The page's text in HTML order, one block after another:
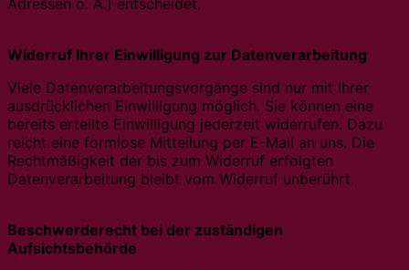
Widerruf Ihrer Einwilligung zur Datenverarbeitung
Viele Datenverarbeitungsvorgänge sind nur mit Ihrer
ausdrücklichen Einwilligung möglich. Sie können eine
bereits erteilte Einwilligung jederzeit widerrufen. Dazu
reicht eine formlose Mitteilung per E-Mail an uns. Die
Rechtmäßigkeit der bis zum Widerruf erfolgten
Datenverarbeitung bleibt vom Widerruf unberührt.
Beschwerderecht bei der zuständigen
Aufsichtsbehörde